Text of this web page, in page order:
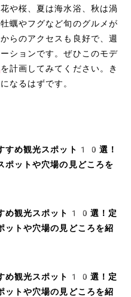
や桜、夏は海水浴、秋は渦
蠣やフグなど旬のグルメが
らのアクセスも良好で、週
ションです。ぜひこのモデ
を計画してみてください。き
なるはずです。
すめ観光スポット10選！
ポットや穴場の見どころを
め観光スポット10選！定
ットや穴場の見どころを紹
め観光スポット10選！定
ットや穴場の見どころを紹